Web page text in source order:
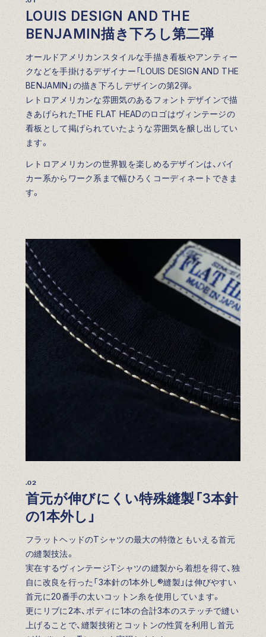
LOUIS DESIGN AND THE
BENJAMIN描き下ろし第二弾
オールドアメリカンスタイルな手描き看板やアンティー
クなどを手掛けるデザイナー「LOUIS DESIGN AND THE
BENJAMIN」の描き下ろしデザインの第2弾。
レトロアメリカンな雰囲気のあるフォントデザインで描
きあげられたTHE FLAT HEADのロゴはヴィンテージの
看板として掲げられていたような雰囲気を醸し出してい
ます。
レトロアメリカンの世界観を楽しめるデザインは、バイ
カー系からワーク系まで幅ひろくコーディネートできま
す。
.02
首元が伸びにくい特殊縫製「3本針
の1本外し」
フラットヘッドのTシャツの最大の特徴ともいえる首元
の縫製技法。
実在するヴィンテージTシャツの縫製から着想を得て、独
自に改良を行った「3本針の1本外し®縫製」は伸びやすい
首元に20番手の太いコットン糸を使用しています。
更にリブに2本、ボディに1本の合計3本のステッチで縫い
上げることで、縫製技術とコットンの性質を利用し首元